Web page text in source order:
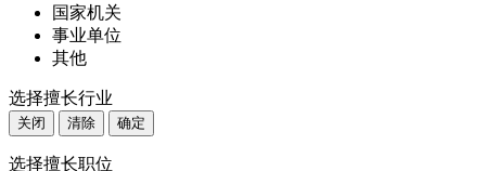
国家机关
事业单位
其他
选择擅长行业
关闭 清除 确定
选择擅长职位